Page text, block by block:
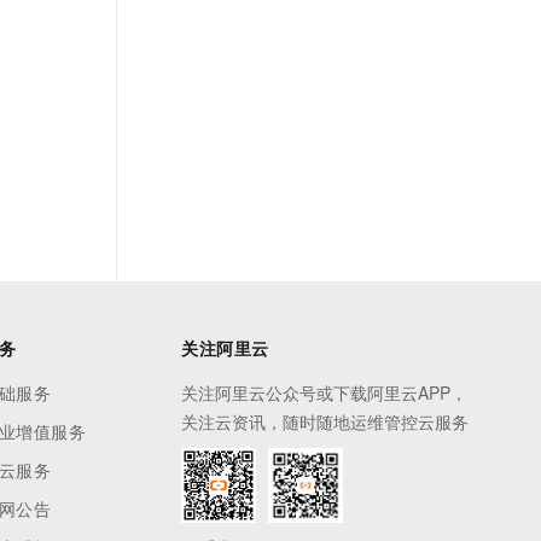
服务
增值服务
服务
公告
关注阿里云
关注阿里云公众号或下载阿里云APP，
关注云资讯，随时随地运维管控云服务